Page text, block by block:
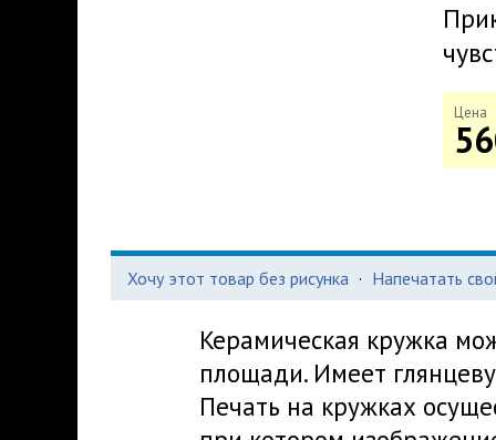
Цена
Хочу этот товар без рисунка · Напечатать
Керамическая кружка
площади. Имеет
Печать на кружках